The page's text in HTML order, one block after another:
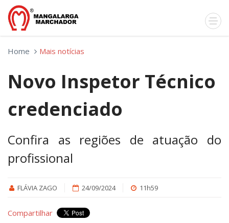
Home Mais notícias
Novo Inspetor Técnico
credenciado
Confira as regiões de atuação do
profissional
FLÁVIA ZAGO 24/09/2024 11h59
Compartilhar